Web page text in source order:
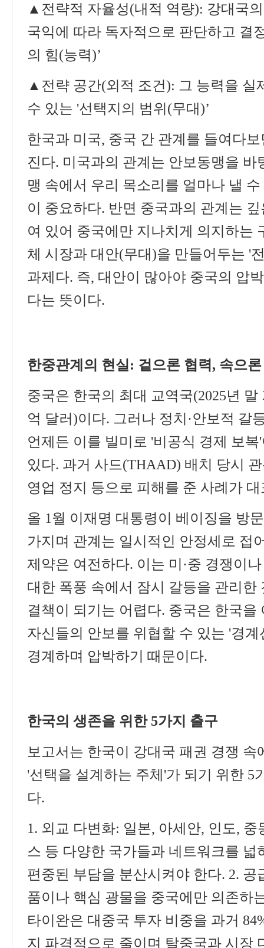
▲ 전략적 자율성(내적 역량): 강대국
국익에 따라 독자적으로 판단하고 결
의 힘(능력)’
▲ 전략 공간(외적 조건): 그 능력을 실
수 있는 '선택지의 범위 (무대)’
한국과 미국, 중국 간 관계를 들여다
진다. 미국과의 관계는 안보동맹을 바
맹 속에서 우리 목소리를 얼마나 낼
이 중요하다. 반면 중국과의 관계는
여 있어 중국에만 지나치게 의지하는
체 시장과 대안(무대)을 만들어두는 '
과제다. 즉, 대안이 많아야 중국의 압
다는 뜻이다.
한중관계의 현실 : 겉으론 협력 , 속으
중국은 한국의 최대 교역국(2025년 말
억 달러)이다. 그러나 정치 ·안보적 갈
언제든 이를 빌미로 '비공식 경제 보복'
있다. 과거 사드(THAAD) 배치 당시
영업 정지 등으로 피해를 준 사례가
올 1 월 이재명 대통령이 베이징을 방
가지며 관계는 일시적인 안정세로 접
제약은 여전하다. 이는 미 ·중 경쟁이
대한 폭풍 속에서 잠시 갈등을 관리한
결책이 되기는 어렵다. 중국은 한국을
자신들의 안보를 위협할 수 있는 '경계
경계하며 압박하기 때문이다.
한국의 생존을 위한 5가지 출구
보고서는 한국이 강대국 패권 경쟁 속
'선택을 설계하는 주체 '가 되기 위한 5
다.
1. 외교 다변화: 일본, 아세안, 인도, 중
스 등 다양한 국가들과 네트워크를 넓
편중된 부담을 분산시켜야 한다. 2. 공
품이나 핵심 광물을 중국에만 의존하
타이완은 대중국 투자 비중을 과거
지 파격적으로 줄이며 탈중국과 시장